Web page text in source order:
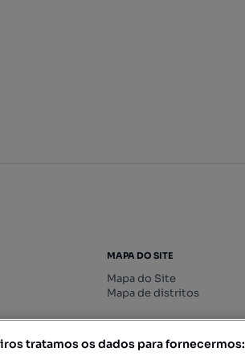
MAPA DO SITE
Mapa do Site
Mapa de distritos
tratamos os dados para fornecermos: